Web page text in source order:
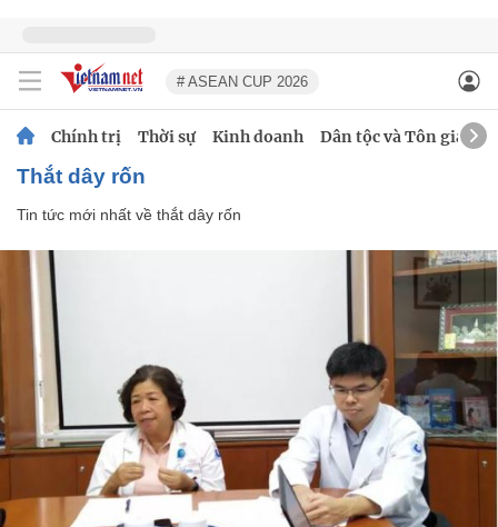
# ASEAN CUP 2026
Chính trị Thời sự Kinh doanh Dân tộc và Tôn giáo
thắt dây rốn
Tin tức mới nhất về thắt dây rốn